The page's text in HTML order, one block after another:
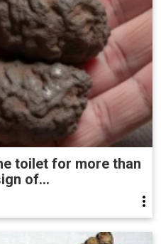
toilet for more than
of...